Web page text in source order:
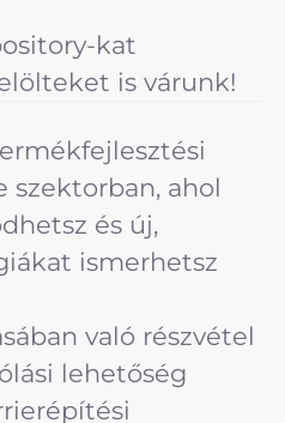
kat
is várunk!
ahol
és új,
ismerhetsz
való részvétel
lehetőség